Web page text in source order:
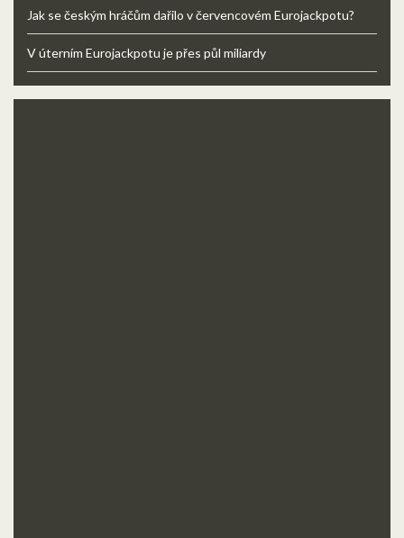
Jak se českým hráčům dařilo v červencovém Eurojackpotu?
V úterním Eurojackpotu je přes půl miliardy